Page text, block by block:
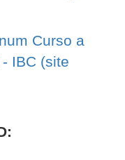
Curso a
IBC (site